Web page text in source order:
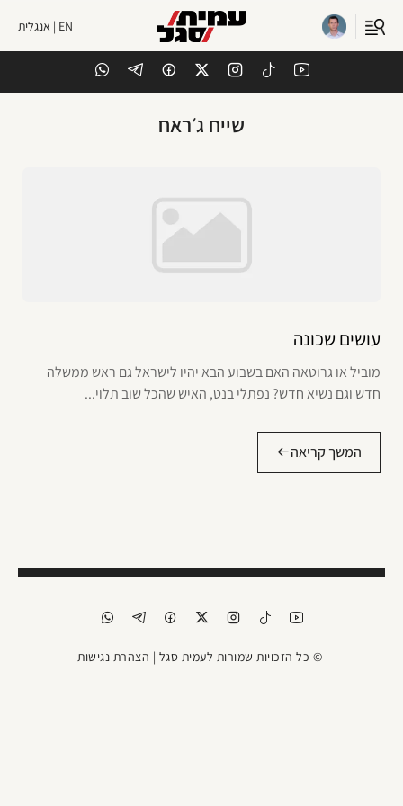
EN | אנגלית
שייח ג׳ראח
עושים שכונה
מוביל או גרוטאה האם בשבוע הבא יהיו לישראל גם ראש ממשלה
חדש וגם נשיא חדש? נפתלי בנט, האיש שהכל שוב תלוי...
המשך קריאה
© כל הזכויות שמורות לעמית סגל | הצהרת נגישות